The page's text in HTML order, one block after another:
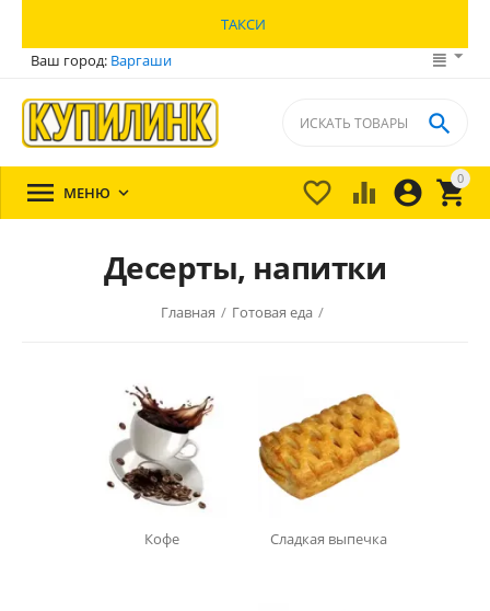
ТАКСИ
Ваш город: Варгаши
0


 

 МЕНЮ 
Десерты, напитки
Главная / Готовая еда /
Кофе Сладкая выпечка